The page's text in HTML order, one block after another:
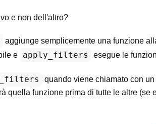
e non dell'altro?
aggiunge semplicemente una funzione
e
apply_filters esegue le
quando viene chiamato con
quella funzione prima di tutte le altre (se